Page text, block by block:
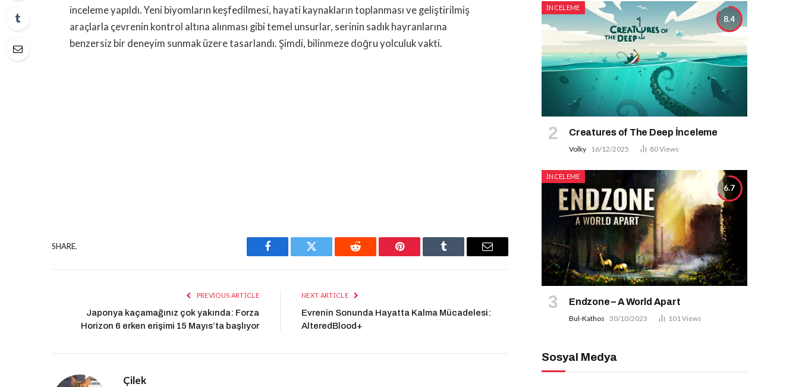
inceleme yapıldı. Yeni biyomların keşfedilmesi, hayati kaynakların toplanması ve geliştirilmiş
araçlarla çevrenin kontrol altına alınması gibi temel unsurlar, serinin sadık hayranlarına
benzersiz bir deneyim sunmak üzere tasarlandı. Şimdi, bilinmeze doğru yolculuk vakti.
SHARE.
Facebook Twitter Reddit Pinterest Tumblr Email
PREVIOUS ARTICLE
Japonya kaçamağınız çok yakında: Forza
Horizon 6 erken erişimi 15 Mayıs’ta başlıyor
NEXT ARTICLE
Evrenin Sonunda Hayatta Kalma Mücadelesi:
AlteredBlood+
Çilek
8.4
İNCELEME
Creatures of The Deep İnceleme
Volky 16/12/2025 80Views
6.7
İNCELEME
Endzone – A World Apart
Bul-Kathos 30/10/2023 101 Views
Sosyal Medya